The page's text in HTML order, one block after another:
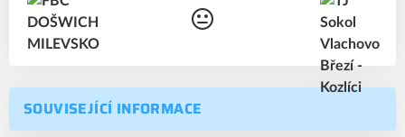
SOUVISEJÍCÍ INFORMACE